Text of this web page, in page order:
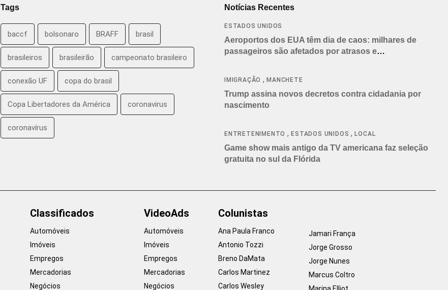
Tags
baccf bolsonaro BRAFF brasil
brasileiros brasileirão campeonato brasileiro
conexão UF copa do brasil
Copa Libertadores da América coronavirus
coronavírus
Notícias Recentes
ESTADOS UNIDOS
Aeroportos dos EUA têm dia de caos: milhares de
passageiros são afetados por atrasos e
IMIGRAÇÃO ,MANCHETE
Trump assina novos decretos contra cidadania por
nascimento
ENTRETENIMENTO ,ESTADOS UNIDOS ,LOCAL
Game show mais antigo da TV americana faz seleção
gratuita no sul da Flórida
Classificados
Automóveis
Imóveis
Empregos
Mercadorias
Negócios
VideoAds
Automóveis
Imóveis
Empregos
Mercadorias
Negócios
Colunistas
Ana Paula Franco
Antonio Tozzi
Breno DaMata
Carlos Martinez
Carlos Wesley
Jamari França
Jorge Grosso
Jorge Nunes
Marcus Coltro